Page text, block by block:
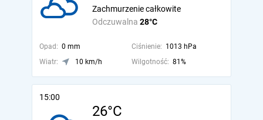
Odczuwalna 28°C
Zachmurzenie całkowite
Opad: 0 mm Ciśnienie: 1013 hPa
Wiatr:
10 km/h Wilgotność: 81%
15:00
26°C